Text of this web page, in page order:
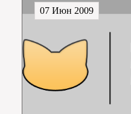
07 Июн 2009